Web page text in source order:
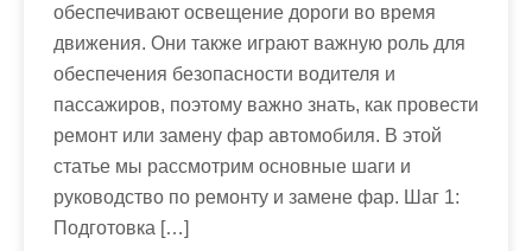
обеспечивают освещение дороги во время
движения. Они также играют важную роль для
обеспечения безопасности водителя и
пассажиров, поэтому важно знать, как провести
ремонт или замену фар автомобиля. В этой
статье мы рассмотрим основные шаги и
руководство по ремонту и замене фар. Шаг 1:
Подготовка […]